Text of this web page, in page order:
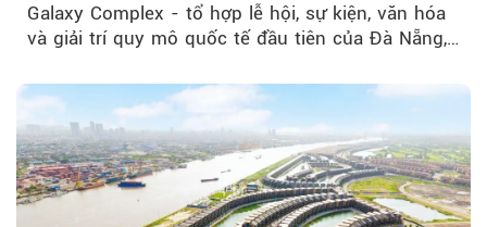
Galaxy Complex - tổ hợp lễ hội, sự kiện, văn hóa
và giải trí quy mô quốc tế đầu tiên của Đà Nẵng,…